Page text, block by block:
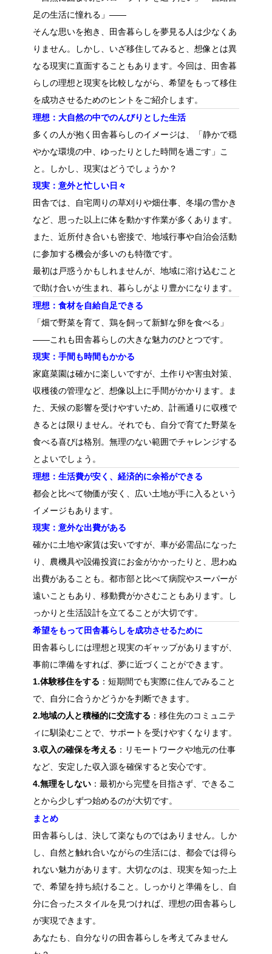
足の生活に憧れる」——
そんな思いを抱き、田舎暮らしを夢見る人は少なくあ
りません。しかし、いざ移住してみると、想像とは異
なる現実に直面することもあります。今回は、田舎暮
らしの理想と現実を比較しながら、希望をもって移住
を成功させるためのヒントをご紹介します。
理想：大自然の中でのんびりとした生活
多くの人が抱く田舎暮らしのイメージは、「静かで穏
やかな環境の中、ゆったりとした時間を過ごす」こ
と。しかし、現実はどうでしょうか？
現実：意外と忙しい日々
田舎では、自宅周りの草刈りや畑仕事、冬場の雪かき
など、思った以上に体を動かす作業が多くあります。
また、近所付き合いも密接で、地域行事や自治会活動
に参加する機会が多いのも特徴です。
最初は戸惑うかもしれませんが、地域に溶け込むこと
で助け合いが生まれ、暮らしがより豊かになります。
理想：食材を自給自足できる
「畑で野菜を育て、鶏を飼って新鮮な卵を食べる」
——これも田舎暮らしの大きな魅力のひとつです。
現実：手間も時間もかかる
家庭菜園は確かに楽しいですが、土作りや害虫対策、
収穫後の管理など、想像以上に手間がかかります。ま
た、天候の影響を受けやすいため、計画通りに収穫で
きるとは限りません。それでも、自分で育てた野菜を
食べる喜びは格別。無理のない範囲でチャレンジする
とよいでしょう。
理想：生活費が安く、経済的に余裕ができる
都会と比べて物価が安く、広い土地が手に入るという
イメージもあります。
現実：意外な出費がある
確かに土地や家賃は安いですが、車が必需品になった
り、農機具や設備投資にお金がかかったりと、思わぬ
出費があることも。都市部と比べて病院やスーパーが
遠いこともあり、移動費がかさむこともあります。し
っかりと生活設計を立てることが大切です。
希望をもって田舎暮らしを成功させるために
田舎暮らしには理想と現実のギャップがありますが、
事前に準備をすれば、夢に近づくことができます。
1.体験移住をする ：短期間でも実際に住んでみること
で、自分に合うかどうかを判断できます。
2.地域の人と積極的に交流する ：移住先のコミュニテ
ィに馴染むことで、サポートを受けやすくなります。
3.収入の確保を考える ：リモートワークや地元の仕事
など、安定した収入源を確保すると安心です。
4.無理をしない ：最初から完璧を目指さず、できるこ
とから少しずつ始めるのが大切です。
まとめ
田舎暮らしは、決して楽なものではありません。しか
し、自然と触れ合いながらの生活には、都会では得ら
れない魅力があります。大切なのは、現実を知った上
で、希望を持ち続けること。しっかりと準備をし、自
分に合ったスタイルを見つければ、理想の田舎暮らし
が実現できます。
あなたも、自分なりの田舎暮らしを考えてみません